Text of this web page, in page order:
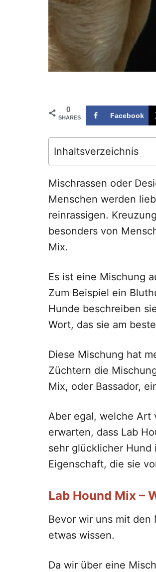
0
SHARES Facebook
Inhaltsverzeichnis
Mischrassen oder
Menschen werden
reinrassigen.
besonders von
Mix.
Es ist eine Mischung
Zum Beispiel ein
Hunde beschreiben
Wort, das sie am
Diese Mischung hat
Züchtern die
Mix, oder Bassador,
Aber egal, welche Art
erwarten, dass Lab
sehr glücklicher Hund
Eigenschaft, die sie
Lab Hound Mix –
Bevor wir uns mit den
etwas wissen.
Da wir über eine